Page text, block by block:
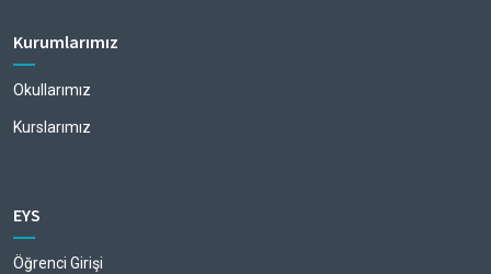
Kurumlarımız
Okullarımız
Kurslarımız
EYS
Öğrenci Girişi